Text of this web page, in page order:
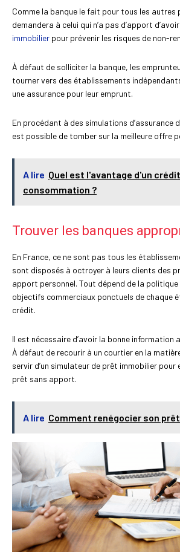
Comme la banque le fait pour tous les autres
demandera à celui qui n’a pas d’apport
immobilier pour prévenir les risques de non-
À défaut de solliciter la banque, les
tourner vers des établissements
une assurance pour leur emprunt.
En procédant à des simulations d’assurance
est possible de tomber sur la meilleure offre
A lire Quel est l'avantage d'un
consommation ?
Trouver les banques
En France, ce ne sont pas tous les
sont disposés à octroyer à leurs clients des
apport personnel. Tout dépend de la
objectifs commerciaux ponctuels de chaque
crédit.
Il est nécessaire d’avoir la bonne information
À défaut de recourir à un courtier en la
servir d’un simulateur de prêt immobilier
prêt sans apport.
A lire Comment renégocier son